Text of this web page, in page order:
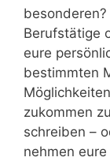
Berufstätige
eure
bestimmten
zukommen
schreiben –
nehmen